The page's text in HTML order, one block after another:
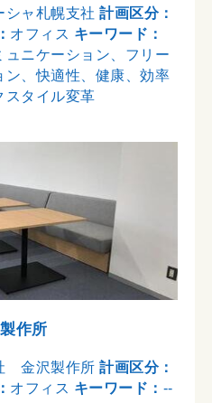
シャ札幌支社計画区分：
オフィス キーワード：
ニケーション、フリー
ン、快適性、健康、効率
スタイル変革
作所
金沢製作所計画区分：
オフィス キーワード： --